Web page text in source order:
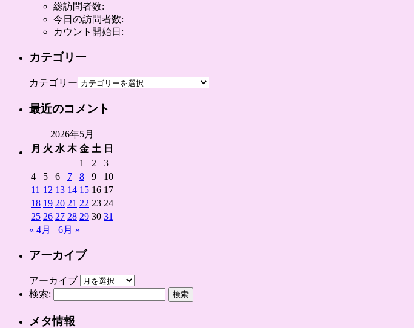
総訪問者数:
今日の訪問者数:
カウント開始日:
カテゴリー
カテゴリー
最近のコメント
2026年5月
月 火 水 木 金 土 日
1
2
3
4
5 6 7 8 9
10
11 12 13 14 15 16 17
18 19 20 21 22 23 24
25 26 27 28 29 30 31
« 4月
6月 »
アーカイブ
アーカイブ
検索:
メタ情報